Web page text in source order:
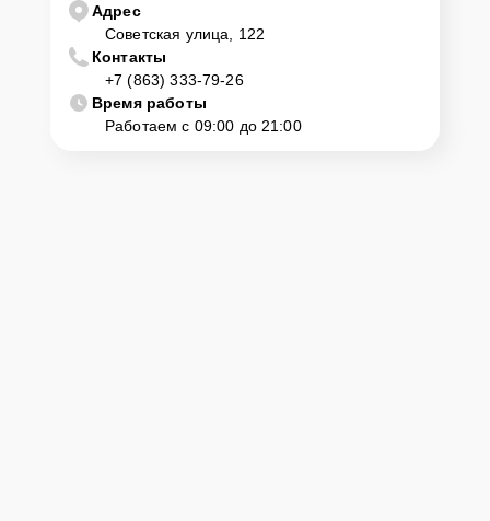
Адрес
Советская улица, 122
Контакты
+7 (863) 333-79-26
Время работы
Работаем с 09:00 до 21:00